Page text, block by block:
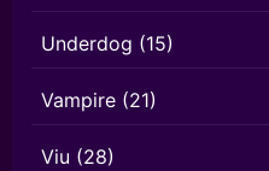
Underdog (15)
Vampire (21)
Viu (28)